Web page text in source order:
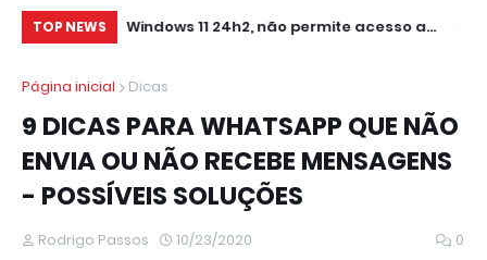
TOP NEWS
IMPRESSORA
Windows 11 24h2, não permite acesso a
outros
Página inicial Dicas
9 DICAS PARA WHATSAPP QUE NÃO
ENVIA OU NÃO RECEBE MENSAGENS
- POSSÍVEIS SOLUÇÕES
Rodrigo Passos 10/23/2020 0